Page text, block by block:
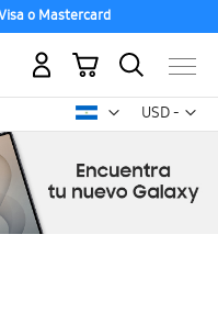
o Mastercard
USD -
dólar
Mi carrito